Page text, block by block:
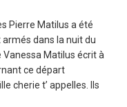
Pierre Matilus a été
dans la nuit du
Vanessa Matilus écrit à
ce départ
cherie t’ appelles. Ils